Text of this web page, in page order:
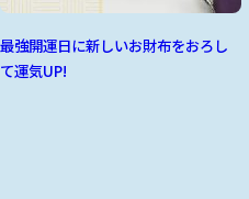
最強開運日に新しいお財布をおろし
て運気UP!